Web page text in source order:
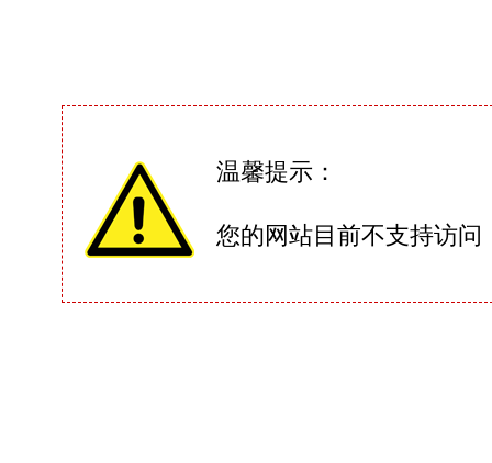
温馨提示：
您的网站目前不支持访